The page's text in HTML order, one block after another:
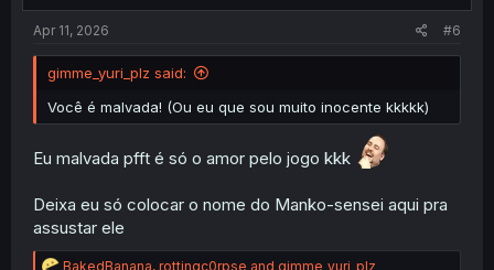
Apr 11, 2026 #6
gimme_yuri_plz said:
Você é malvada! (Ou eu que sou muito inocente kkkkk)
Eu malvada pfft é só o amor pelo jogo kkk
Deixa eu só colocar o nome do Manko-sensei aqui pra
assustar ele
R
BakedBanana, rottingc0rpse and gimme_yuri_plz